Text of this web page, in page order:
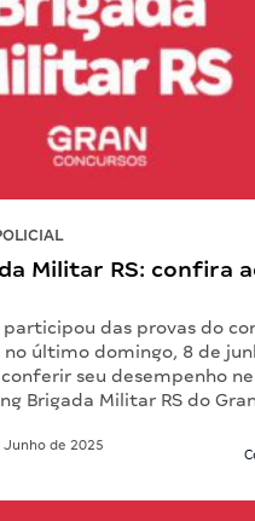
Militar RS: confira
participou das provas do
no último domingo, 8 de
seu desempenho
Brigada Militar RS do
Junho de 2025